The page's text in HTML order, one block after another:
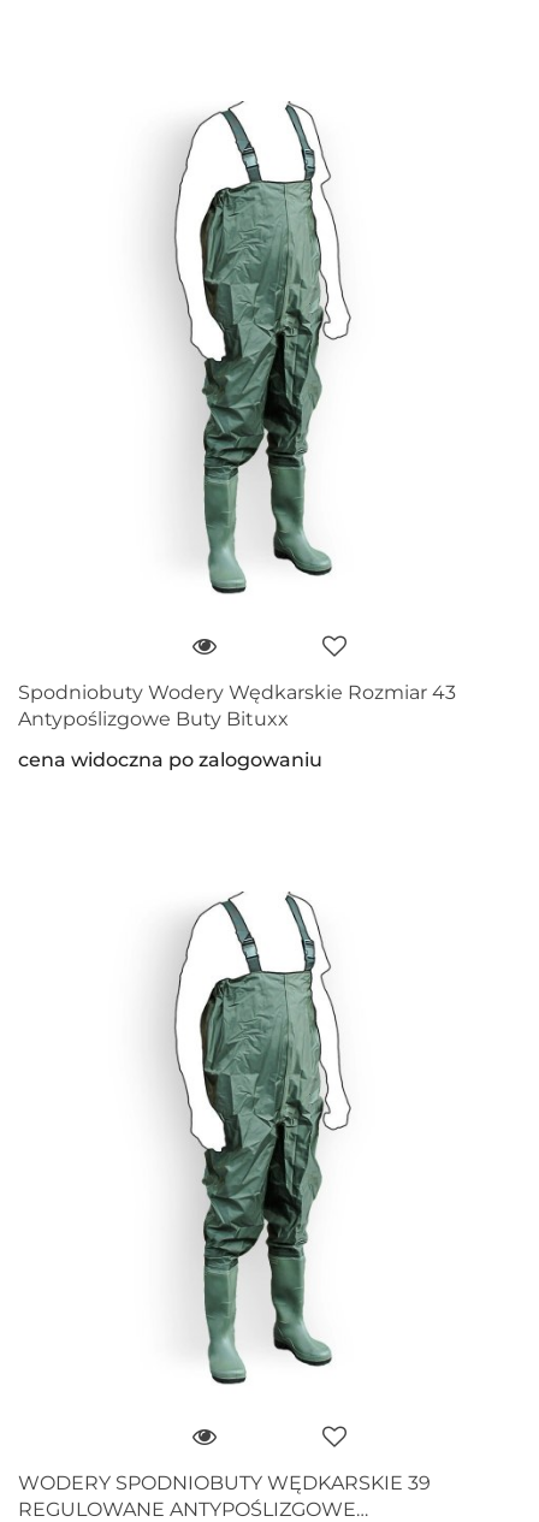
Spodniobuty Wodery Wędkarskie Rozmiar 43
Antypoślizgowe Buty Bituxx
cena widoczna po zalogowaniu
WODERY SPODNIOBUTY WĘDKARSKIE 39
REGULOWANE ANTYPOŚLIZGOWE